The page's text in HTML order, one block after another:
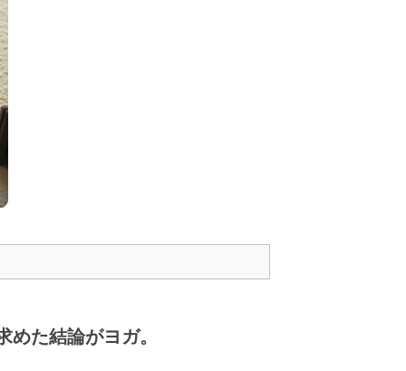
た結論がヨガ。